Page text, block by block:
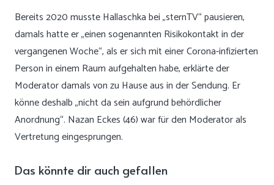
Bereits 2020 musste Hallaschka bei „sternTV“ pausieren,
damals hatte er „einen sogenannten Risikokontakt in der
vergangenen Woche“, als er sich mit einer Corona-infizierten
Person in einem Raum aufgehalten habe, erklärte der
Moderator damals von zu Hause aus in der Sendung. Er
könne deshalb „nicht da sein aufgrund behördlicher
Anordnung“. Nazan Eckes (46) war für den Moderator als
Vertretung eingesprungen.
Das könnte dir auch gefallen